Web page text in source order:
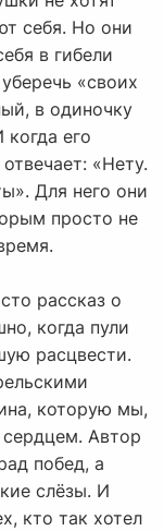
себя. Но они
в гибели
«своих
в одиночку
его
«Нету.
Для него они
просто не
рассказ о
когда пули
расцвести.
которую мы,
Автор
побед, а
слёзы. И
кто так хотел